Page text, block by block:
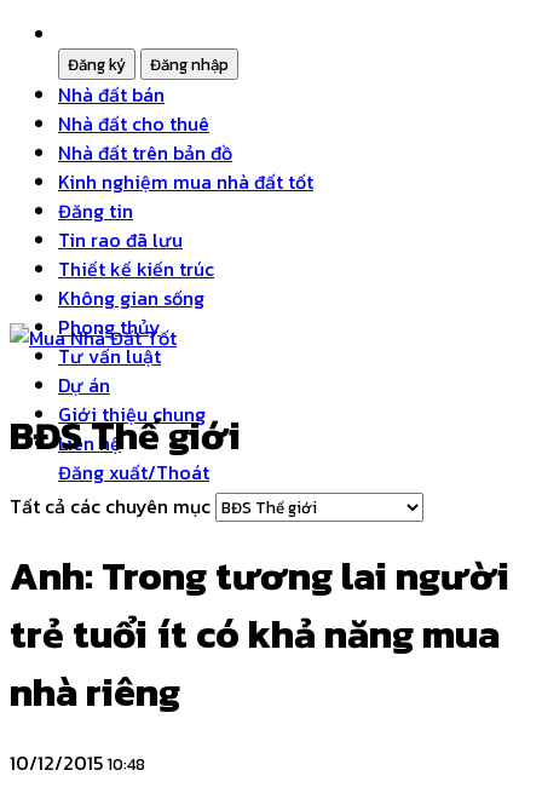
Nhà đất bán
Nhà đất cho thuê
Nhà đất trên bản đồ
Kinh nghiệm mua nhà đất tốt
Đăng tin
Tin rao đã lưu
Thiết kế kiến trúc
Không gian sống
Phong thủy
Tư vấn luật
Dự án
Giới thiệu chung
Liên hệ
Đăng xuất/Thoát
BĐS Thế giới
Tất cả các chuyên mục
Anh: Trong tương lai người
trẻ tuổi ít có khả năng mua
nhà riêng
10/12/2015 10:48